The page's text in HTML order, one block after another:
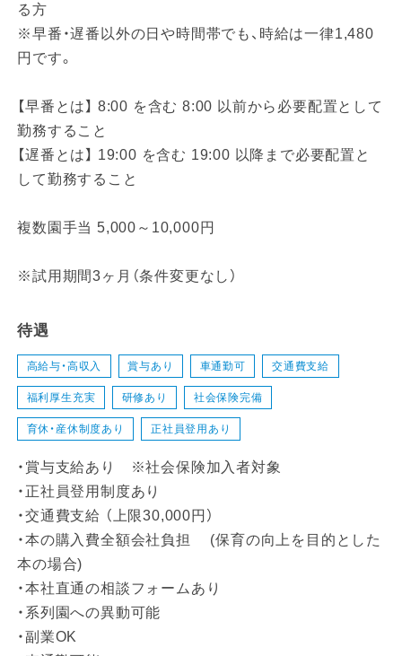
る方
※早番・遅番以外の日や時間帯でも、時給は一律1,480
円です。
【早番とは】 8:00 を含む 8:00 以前から必要配置として
勤務すること
【遅番とは】 19:00 を含む 19:00 以降まで必要配置と
して勤務すること
複数園手当 5,000～10,000円
※試用期間3ヶ月（条件変更なし）
待遇
高給与・高収入 賞与あり 車通勤可 交通費支給
福利厚生充実 研修あり 社会保険完備
育休・産休制度あり 正社員登用あり
・賞与支給あり ※社会保険加入者対象
・正社員登用制度あり
・交通費支給 （上限30,000円）
・本の購入費全額会社負担 (保育の向上を目的とした
本の場合)
・本社直通の相談フォームあり
・系列園への異動可能
・副業OK